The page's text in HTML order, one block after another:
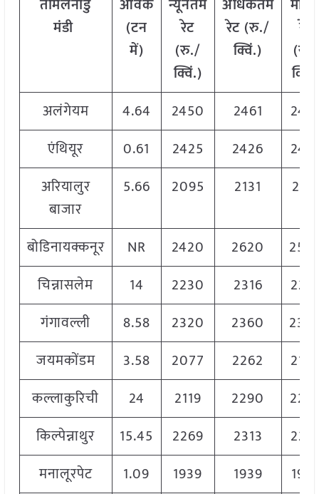
तमिलनाडु
मंडी
आवक
(टन
में)
न्यूनतम
रेट
(रु./
क्विं.)
अधिकतम
रेट (रु./
क्विं.)
रेट
(रु./
अलंगेयम
4.64 2450 2461
एंथियूर
0.61 2425 2426
अरियालुर
बाजार
5.66 2095 2131
बोडिनायक्कनूर NR 2420 2620
चिन्नासलेम
14 2230 2316
गंगावल्ली
8.58 2320 2360
जयमकोंडम
3.58 2077 2262
कल्लाकुरिची
24 2119 2290
किल्पेन्नाथुर
15.45 2269 2313
मनालूरपेट
1.09 1939 1939